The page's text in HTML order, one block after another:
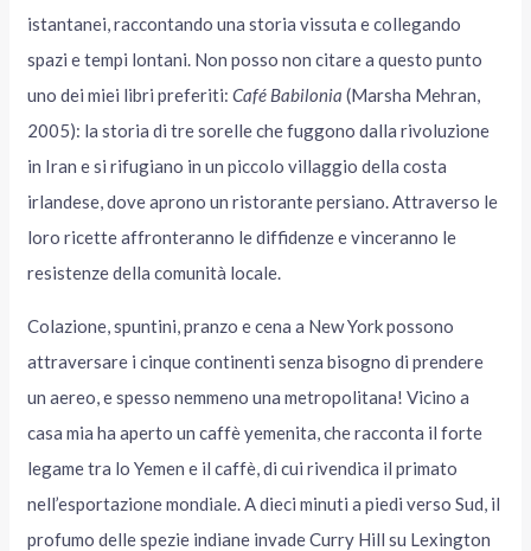
istantanei, raccontando una storia vissuta e collegando
spazi e tempi lontani. Non posso non citare a questo punto
uno dei miei libri preferiti:Café Babilonia (Marsha Mehran,
2005): la storia di tre sorelle che fuggono dalla rivoluzione
in Iran e si rifugiano in un piccolo villaggio della costa
irlandese, dove aprono un ristorante persiano. Attraverso le
loro ricette affronteranno le diffidenze e vinceranno le
resistenze della comunità locale.
Colazione, spuntini, pranzo e cena a New York possono
attraversare i cinque continenti senza bisogno di prendere
un aereo, e spesso nemmeno una metropolitana! Vicino a
casa mia ha aperto un caffè yemenita, che racconta il forte
legame tra lo Yemen e il caffè, di cui rivendica il primato
nell’esportazione mondiale. A dieci minuti a piedi verso Sud, il
profumo delle spezie indiane invade Curry Hill su Lexington